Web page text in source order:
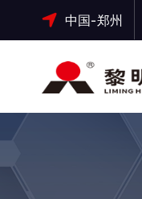
中国-郑州
大修渣磨粉机